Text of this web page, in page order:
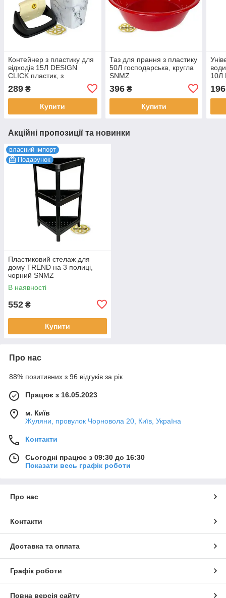
Контейнер з пластику для
відходів 15Л DESIGN
CLICK пластик, з
289 ₴
Купити
Таз для прання з пластику
50Л господарська, кругла
SNMZ
396₴
Купити
10Л
196
Акційні пропозиції та новинки
власний імпорт
Подарунок
Пластиковий стелаж для
дому TREND на 3 полиці,
чорний SNMZ
В наявності
552 ₴
Купити
Про нас
88% позитивних з 96 відгуків за рік
Працює з 16.05.2023
м. Київ
Жуляни, провулок Чорновола 20, Київ, Україна
Контакти
Сьогодні працює з 09:30 до 16:30
Показати весь графік роботи
Про нас
Контакти
Доставка та оплата
Графік роботи
Повна версія сайту